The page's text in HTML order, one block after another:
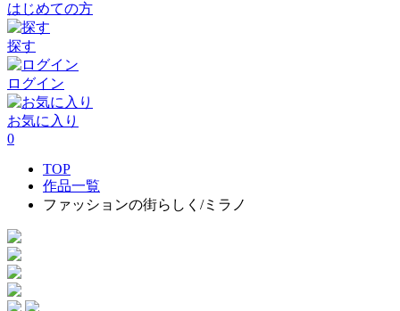
はじめての方
探す
ログイン
お気に入り
0
TOP
作品一覧
ファッションの街らしく/ミラノ